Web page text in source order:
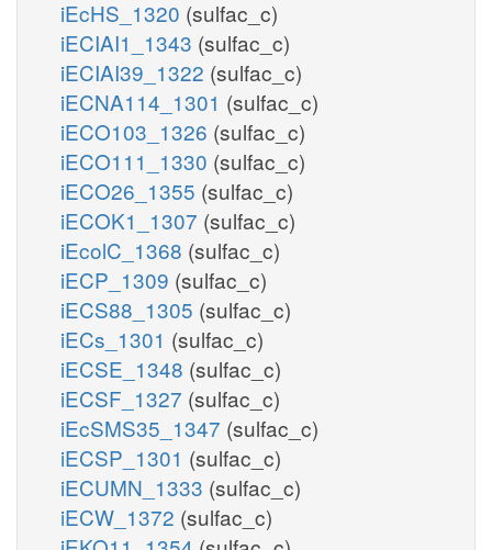
iEcHS_1320 (sulfac_c)
iECIAI1_1343 (sulfac_c)
iECIAI39_1322 (sulfac_c)
iECNA114_1301 (sulfac_c)
iECO103_1326 (sulfac_c)
iECO111_1330 (sulfac_c)
iECO26_1355 (sulfac_c)
iECOK1_1307 (sulfac_c)
iEcolC_1368 (sulfac_c)
iECP_1309 (sulfac_c)
iECS88_1305 (sulfac_c)
iECs_1301 (sulfac_c)
iECSE_1348 (sulfac_c)
iECSF_1327 (sulfac_c)
iEcSMS35_1347 (sulfac_c)
iECSP_1301 (sulfac_c)
iECUMN_1333 (sulfac_c)
iECW_1372 (sulfac_c)